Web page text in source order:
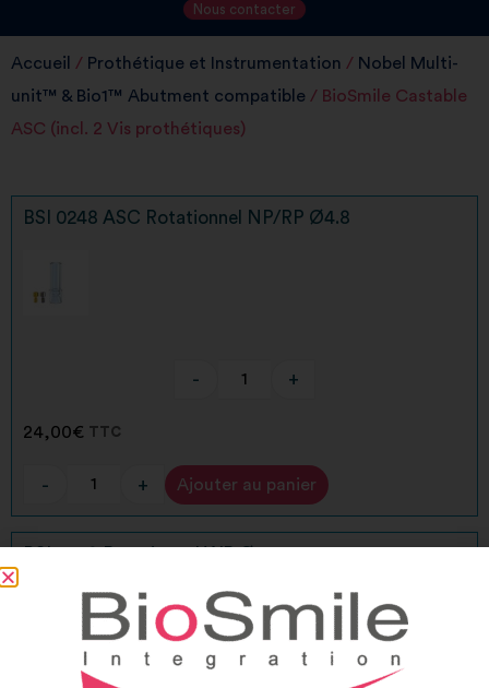
Nous contacter
Accueil / Prothétique et Instrumentation / Nobel Multi-
unit™ & Bio1­™ Abutment compatible / BioSmile Castable
ASC (incl. 2 Vis prothétiques)
BSI 0248 ASC Rotationnel NP/RP Ø4.8
- +
24,00€ TTC
- + Ajouter au panier
Alternative: